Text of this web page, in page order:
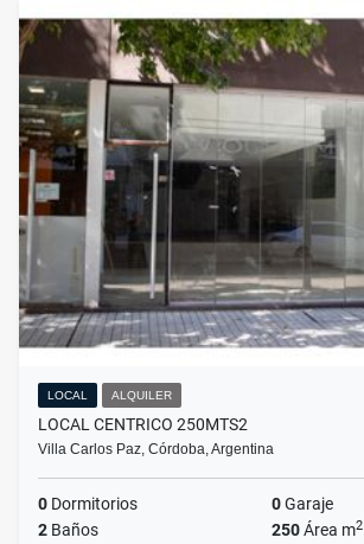
LOCAL ALQUILER
LOCAL CENTRICO 250MTS2
Villa Carlos Paz, Córdoba, Argentina
0 Dormitorios 0Garaje
2 Baños 250Área m2